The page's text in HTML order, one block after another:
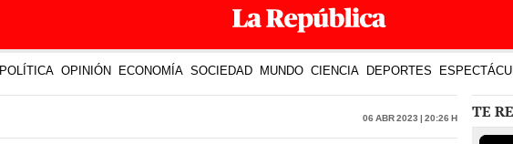
POLÍTICA OPINIÓN ECONOMÍA SOCIEDAD MUNDO CIENCIA DEPORTES
06 Abr 2023 | 20:26 h TE